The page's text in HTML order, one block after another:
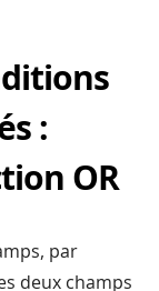
:
OR
par
deux champs